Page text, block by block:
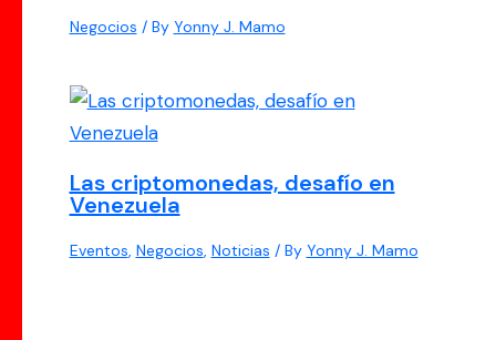
Negocios / By Yonny J. Mamo
Las criptomonedas, desafío en
Venezuela
Eventos Negocios Noticias / By Yonny J. Mamo